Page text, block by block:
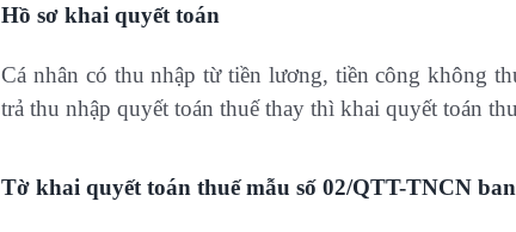
Hồ sơ khai quyết toán
Cá nhân có thu nhập từ tiền lương, tiền công không
trả thu nhập quyết toán thuế thay thì khai quyết toán
Tờ khai quyết toán thuế mẫu số 02/QTT-TNCN